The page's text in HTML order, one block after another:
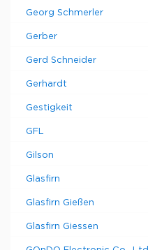
Georg Schmerler
Gerber
Gerd Schneider
Gerhardt
Gestigkeit
GFL
Gilson
Glasfirn
Glasfirn Gießen
Glasfirn Giessen